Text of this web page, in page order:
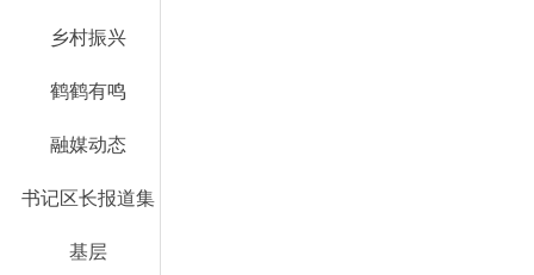
乡村振兴
鹤鹤有鸣
融媒动态
书记区长报道集
基层